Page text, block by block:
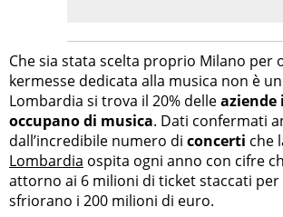
Che sia stata scelta proprio Milano per
kermesse dedicata alla musica non è
Lombardia si trova il 20% delleaziende
occupano di musica. Dati confermati
dall’incredibile numero di concerti che
Lombardia ospita ogni anno con cifre
attorno ai 6 milioni di ticket staccati per
sfriorano i 200 milioni di euro.